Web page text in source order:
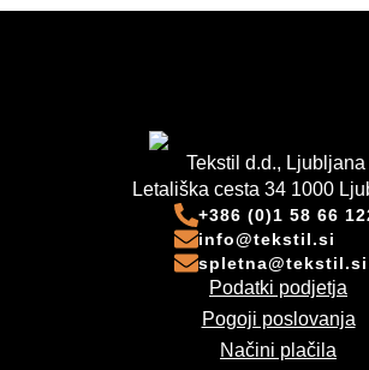
Tekstil d.d., Ljubljana
Letališka cesta 34 1000
+386 (0)1 58 66
info@tekstil.si
spletna@tekstil.si
Podatki podjetja
Pogoji poslovanja
Načini plačila